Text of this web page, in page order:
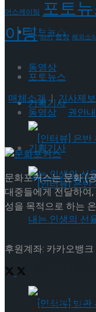
포토뉴스
동영상
기획기사
[인터뷰] 은반
가 그려내는
나는 특별한
포토뉴스
동영상
기획기사
가 그려내는
어스케이팅 포토
이팅 하키 합창 해외소
매체소개| 기사제보
권안내
문화포커스는 문화 (
대중들에게 전달하
성을 목적으로 하는
후원계좌: 카카오뱅